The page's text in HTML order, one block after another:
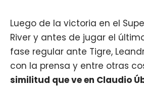
Luego de la victoria en el
River y antes de jugar el
fase regular ante Tigre,
con la prensa y entre otras
similitud que ve en Claudio